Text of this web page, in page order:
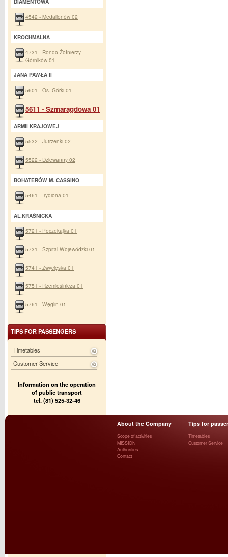
DIAMENTOWA
4542 - Medalionów 02
KROCHMALNA
4731 - Rondo Żołnierzy -
Górników 01
JANA PAWŁA II
5601 - Os. Górki 01
5611 - Szmaragdowa 01
ARMII KRAJOWEJ
5532 - Jutrzenki 02
5522 - Dziewanny 02
BOHATERÓW M. CASSINO
5461 - Irydiona 01
AL.KRAŚNICKA
5721 - Poczekajka 01
5731 - Szpital Wojewódzki 01
5741 - Zwycięska 01
5751 - Rzemieślnicza 01
5761 - Węglin 01
TIPS FOR PASSENGERS
Timetables
Customer Service
Information on the operation
of public transport
tel. (81) 525-32-46
About the Company
Scope of activities
MISSION
Authorities
Contact
Tips for
Timetables
Customer Service